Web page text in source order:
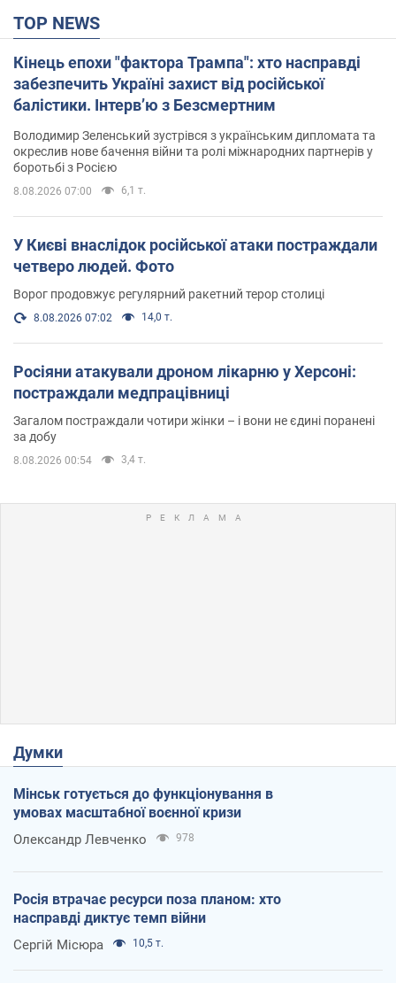
TOP NEWS
Кінець епохи "фактора Трампа": хто насправді
забезпечить Україні захист від російської
балістики. Інтерв’ю з Безсмертним
Володимир Зеленський зустрівся з українським дипломата та
окреслив нове бачення війни та ролі міжнародних партнерів у
боротьбі з Росією
8.08.2026 07:00 6,1 т.
У Києві внаслідок російської атаки постраждали
четверо людей. Фото
Ворог продовжує регулярний ракетний терор столиці
8.08.2026 07:02 14,0 т.
Росіяни атакували дроном лікарню у Херсоні:
постраждали медпрацівниці
Загалом постраждали чотири жінки – і вони не єдині поранені
за добу
8.08.2026 00:54 3,4 т.
Думки
Мінськ готується до функціонування в
умовах масштабної воєнної кризи
Олександр Левченко 978
Росія втрачає ресурси поза планом: хто
насправді диктує темп війни
Сергій Місюра 10,5 т.